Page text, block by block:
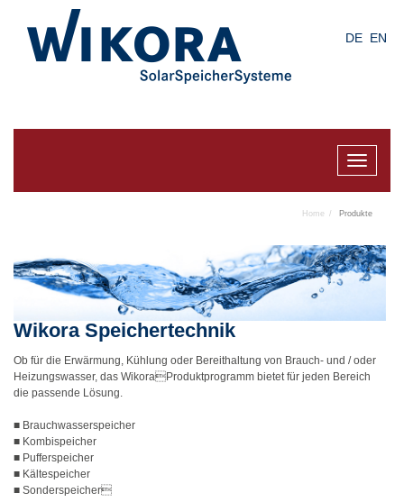
DE EN
Toggle
Home Produkte
Wikora Speichertechnik
Ob für die Erwärmung, Kühlung oder Bereithaltung von Brauch- und / oder
Heizungswasser, das WikoraProduktprogramm bietet für jeden Bereich
die passende Lösung.
■ Brauchwasserspeicher
■ Kombispeicher
■ Pufferspeicher
■ Kältespeicher
■ Sonderspeicher